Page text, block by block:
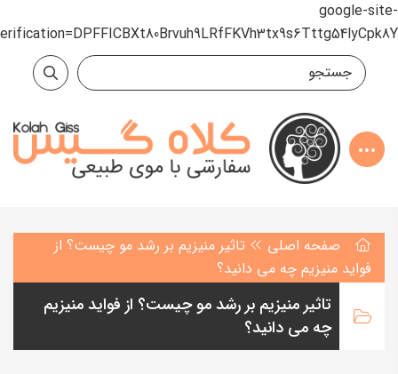
google-site-
صفحه اصلی
تاثیر منیزیم بر رشد مو چیست؟ از
فواید منیزیم چه می دانید؟
تاثیر منیزیم بر رشد مو چیست؟ از فواید منیزیم
چه می دانید؟